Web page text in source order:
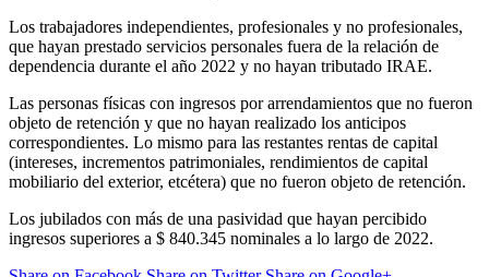
Los trabajadores independientes, profesionales y no profesionales,
que hayan prestado servicios personales fuera de la relación de
dependencia durante el año 2022 y no hayan tributado IRAE.
Las personas físicas con ingresos por arrendamientos que no fueron
objeto de retención y que no hayan realizado los anticipos
correspondientes. Lo mismo para las restantes rentas de capital
(intereses, incrementos patrimoniales, rendimientos de capital
mobiliario del exterior, etcétera) que no fueron objeto de retención.
Los jubilados con más de una pasividad que hayan percibido
ingresos superiores a $ 840.345 nominales a lo largo de 2022.